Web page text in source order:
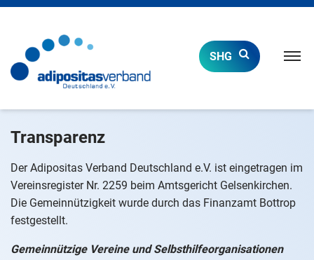
SHG
Transparenz
Der Adipositas Verband Deutschland e.V. ist eingetragen im
Vereinsregister Nr. 2259 beim Amtsgericht Gelsenkirchen.
Die Gemeinnützigkeit wurde durch das Finanzamt Bottrop
festgestellt.
Gemeinnützige Vereine und Selbsthilfeorganisationen